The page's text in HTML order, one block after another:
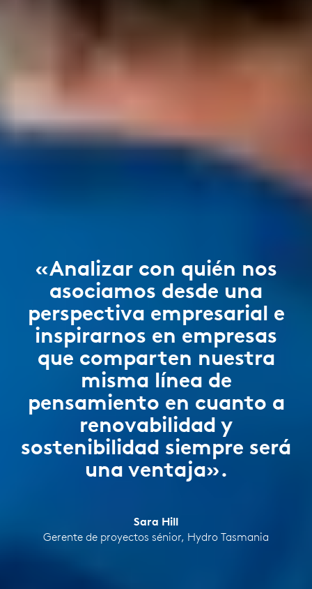
«Analizar con quién nos
asociamos desde una
perspectiva empresarial e
inspirarnos en empresas
que comparten nuestra
misma línea de
pensamiento en cuanto a
renovabilidad y
sostenibilidad siempre será
una ventaja».
Sara Hill
Gerente de proyectos sénior, Hydro Tasmania